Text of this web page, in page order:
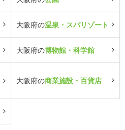
大阪府の温泉・スパリゾート
大阪府の博物館・科学館
大阪府の商業施設・百貨店